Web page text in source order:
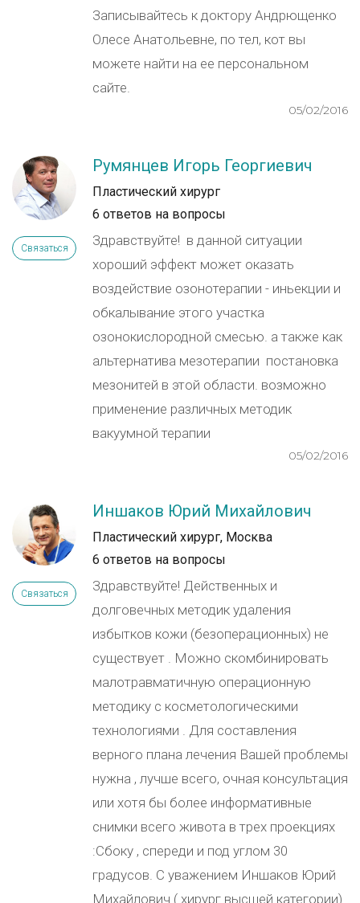
Записывайтесь к доктору Андрющенко
Олесе Анатольевне, по тел, кот вы
можете найти на ее персональном
сайте.
05/02/2016
Связаться
Румянцев Игорь Георгиевич
Пластический хирург
6 ответов на вопросы
Здравствуйте! в данной ситуации
хороший эффект может оказать
воздействие озонотерапии - иньекции и
обкалывание этого участка
озонокислородной смесью. а также как
альтернатива мезотерапии постановка
мезонитей в этой области. возможно
применение различных методик
вакуумной терапии
05/02/2016
Связаться
Иншаков Юрий Михайлович
Пластический хирург, Москва
6 ответов на вопросы
Здравствуйте! Действенных и
долговечных методик удаления
избытков кожи (безоперационных) не
существует . Можно скомбинировать
малотравматичную операционную
методику с косметологическими
технологиями . Для составления
верного плана лечения Вашей проблемы
нужна , лучше всего, очная консультация
или хотя бы более информативные
снимки всего живота в трех проекциях
:Сбоку , спереди и под углом 30
градусов. С уважением Иншаков Юрий
Михайлович ( хирург высшей категории)